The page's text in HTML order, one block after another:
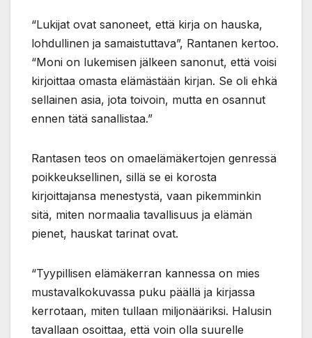
“Lukijat ovat sanoneet, että kirja on hauska,
lohdullinen ja samaistuttava”, Rantanen kertoo.
“Moni on lukemisen jälkeen sanonut, että voisi
kirjoittaa omasta elämästään kirjan. Se oli ehkä
sellainen asia, jota toivoin, mutta en osannut
ennen tätä sanallistaa.”
Rantasen teos on omaelämäkertojen genressä
poikkeuksellinen, sillä se ei korosta
kirjoittajansa menestystä, vaan pikemminkin
sitä, miten normaalia tavallisuus ja elämän
pienet, hauskat tarinat ovat.
“Tyypillisen elämäkerran kannessa on mies
mustavalkokuvassa puku päällä ja kirjassa
kerrotaan, miten tullaan miljonääriksi. Halusin
tavallaan osoittaa, että voin olla suurelle